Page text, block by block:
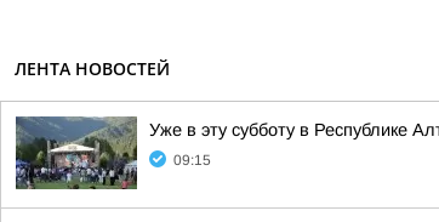
ЛЕНТА НОВОСТЕЙ
Уже в эту субботу в Республике
09:15